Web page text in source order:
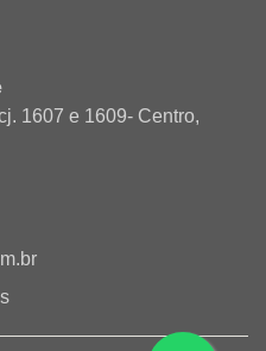
1607 e 1609- Centro,